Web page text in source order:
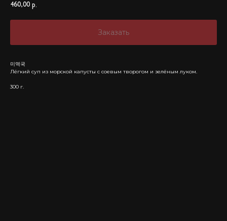
460,00 р.
Заказать
미역국
Лёгкий суп из морской капусты с соевым творогом и зелёным луком.
300 г.